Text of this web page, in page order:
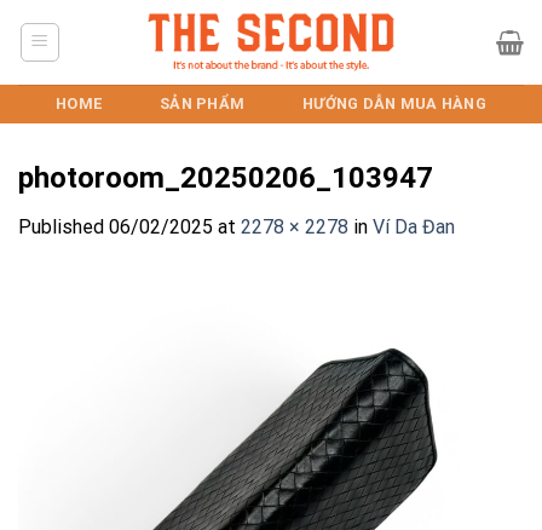
HOME SẢN PHẨM HƯỚNG DẪN MUA HÀNG
photoroom_20250206_103947
Published 06/02/2025 at 2278 × 2278 in Ví Da Đan